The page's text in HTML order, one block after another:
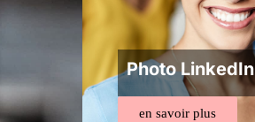
Photo LinkedIn
en savoir plus